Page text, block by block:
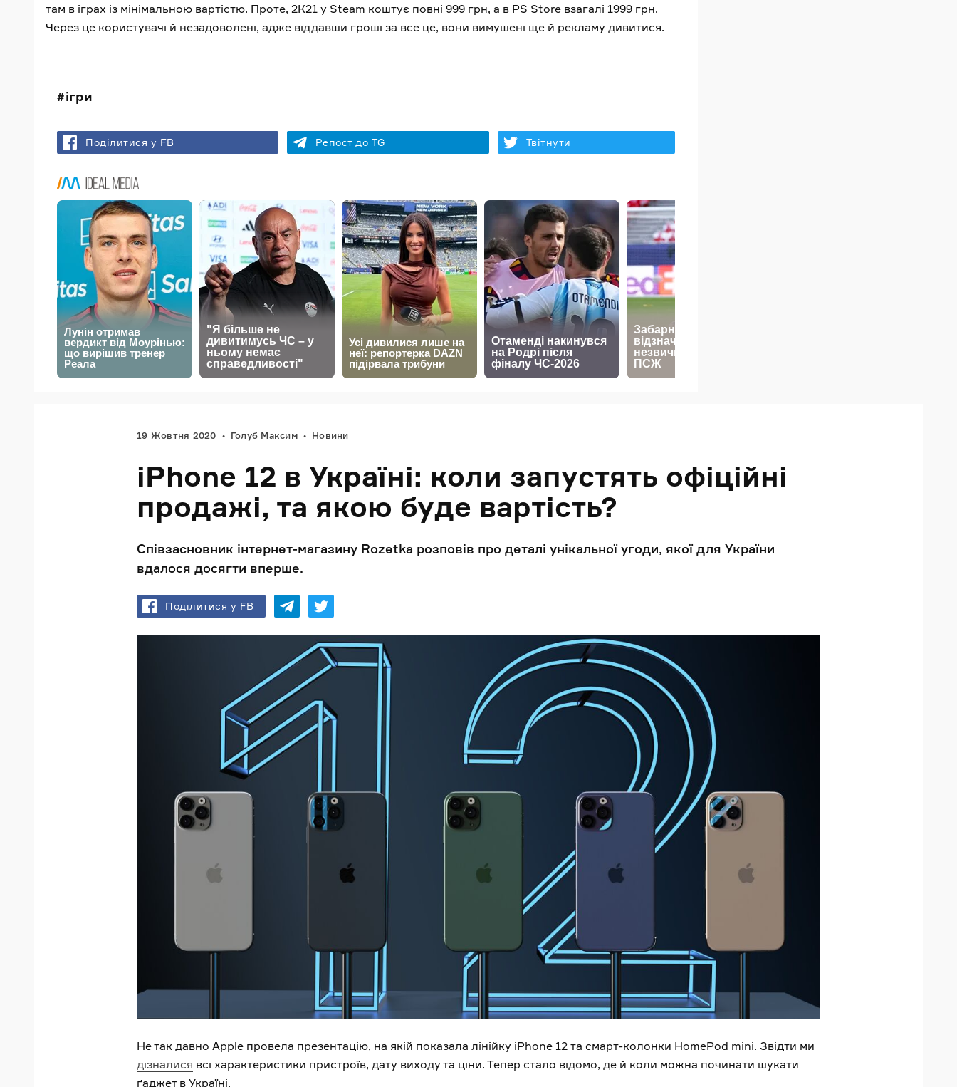
там в іграх із мінімальною вартістю. Проте, 2К21 у Steam коштує повні 999 грн, а в PS Store взагалі 1999 грн.
Через це користувачі й незадоволені, адже віддавши гроші за все це, вони вимушені ще й рекламу дивитися.
ігри
Поділитися у FB Репост до TG Твітнути
19 Жовтня 2020 Голуб Максим Новини
iPhone 12 в Україні: коли запустять офіційні
продажі, та якою буде вартість?
Співзасновник інтернет-магазину Rozetka розповів про деталі унікальної угоди, якої для України
вдалося досягти вперше.
Поділитися у FB
Не так давно Apple провела презентацію, на якій показала лінійку iPhone 12 та смарт-колонки HomePod mini. Звідти ми
дізналися всі характеристики пристроїв, дату виходу та ціни. Тепер стало відомо, де й коли можна починати шукати
ґаджет в Україні.